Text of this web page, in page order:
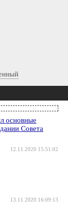
основные
Совета
12.11.2020 15:51:02
13.11.2020 16:09:13